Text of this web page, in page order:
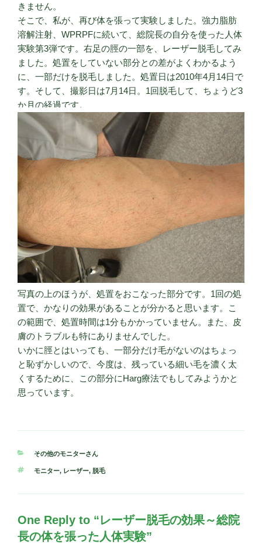
きません。
そこで、私が、再び体を張って実験しました。強力脂肪
溶解注射、WPRPFに続いて、総院長の自分を使った人体
実験第3弾です。右足の脛の一部を、レーザー脱毛してみ
ました。処置をしていない部分との差がよくわかるよう
に、一部だけを脱毛しました。処置日は2010年4月14日で
す。そして、撮影日は7月14日。1回脱毛して、ちょうど3
か月の経過です。
写真の上のほうが、処置をおこなった部分です。1回の処
置で、かなりの効果があることが分かると思います。こ
の範囲で、処置時間は1分もかかっていません。また、皮
膚のトラブルも特にありませんでした。
いかに脛とはいっても、一部分だけ毛がないのはちょっ
と恥ずかしいので、今度は、残っている細い毛を濃く太
くするために、この部分にHarg療法でもしてみようかと
思っています。
カ
ゴ
ー
その他のモニターさん
タ
モニター, レーザー, 脱毛
One Reply to “レーザー脱毛の効果～総院
長の体を張った人体実験”